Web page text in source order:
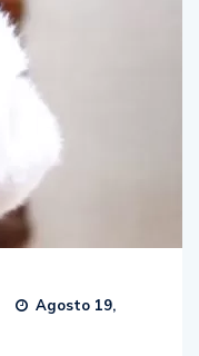
Agosto 19,